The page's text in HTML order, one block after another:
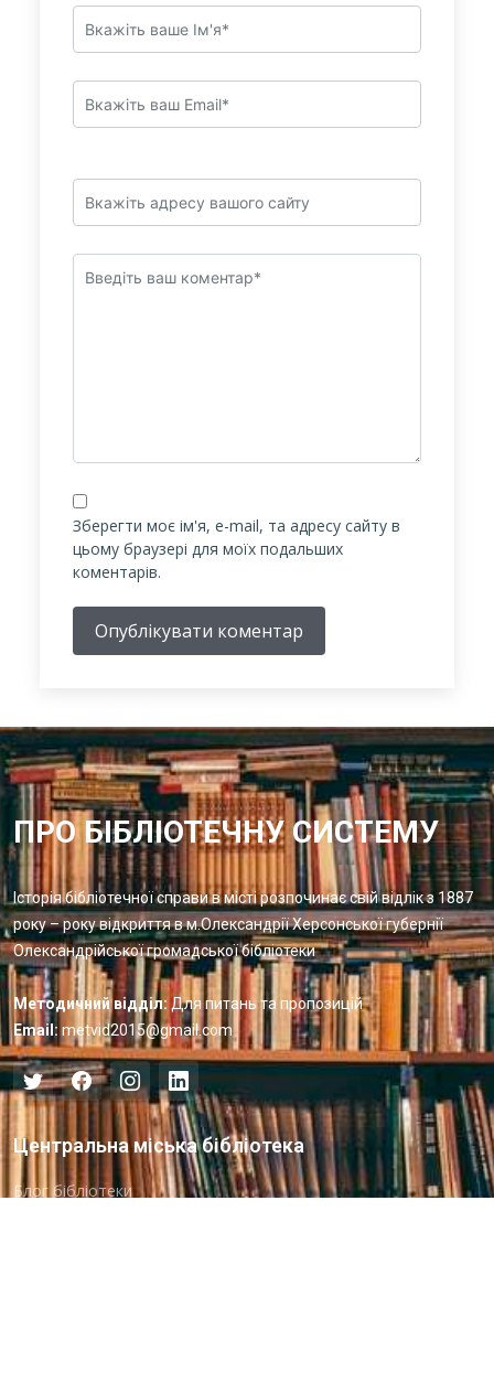
Зберегти моє ім'я, e-mail, та адресу сайту в
цьому браузері для моїх подальших
коментарів.
Опублікувати коментар
ПРО БІБЛІОТЕЧНУ СИСТЕМУ
Історія бібліотечної справи в місті розпочинає свій відлік з 1887
року – року відкриття в м.Олександрії Херсонської губернії
Олександрійської громадської бібліотеки
Методичний відділ: Для питань та пропозицій
Email: metvid2015@gmail.com
Центральна міська бібліотека
Блог бібліотеки